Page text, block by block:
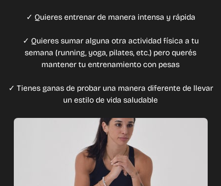
✓ Quieres entrenar de manera intensa y rápida
✓ Quieres sumar alguna otra actividad física a tu
semana (running, yoga, pilates, etc.) pero querés
mantener tu entrenamiento con pesas
✓ Tienes ganas de probar una manera diferente de llevar
un estilo de vida saludable